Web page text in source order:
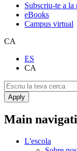
Subscriu-te a la
eBooks
Campus virtual
CA
ES
CA
Main
L'escola